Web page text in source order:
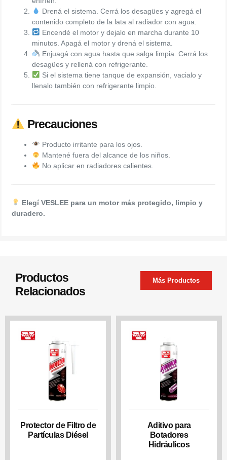
Drená el sistema. Cerrá los desagües y agregá el
contenido completo de la lata al radiador con agua.
Encendé el motor y dejalo en marcha durante 10
minutos. Apagá el motor y drená el sistema.
Enjuagá con agua hasta que salga limpia. Cerrá los
desagües y rellená con refrigerante.
Si el sistema tiene tanque de expansión, vacialo y
llenalo también con refrigerante limpio.
Precauciones
Producto irritante para los ojos.
Mantené fuera del alcance de los niños.
No aplicar en radiadores calientes.
Elegí VESLEE para un motor más protegido, limpio y
duradero.
Productos
Relacionados
Más Productos
Protector de Filtro de
Partículas Diésel
Aditivo para
Botadores
Hidráulicos